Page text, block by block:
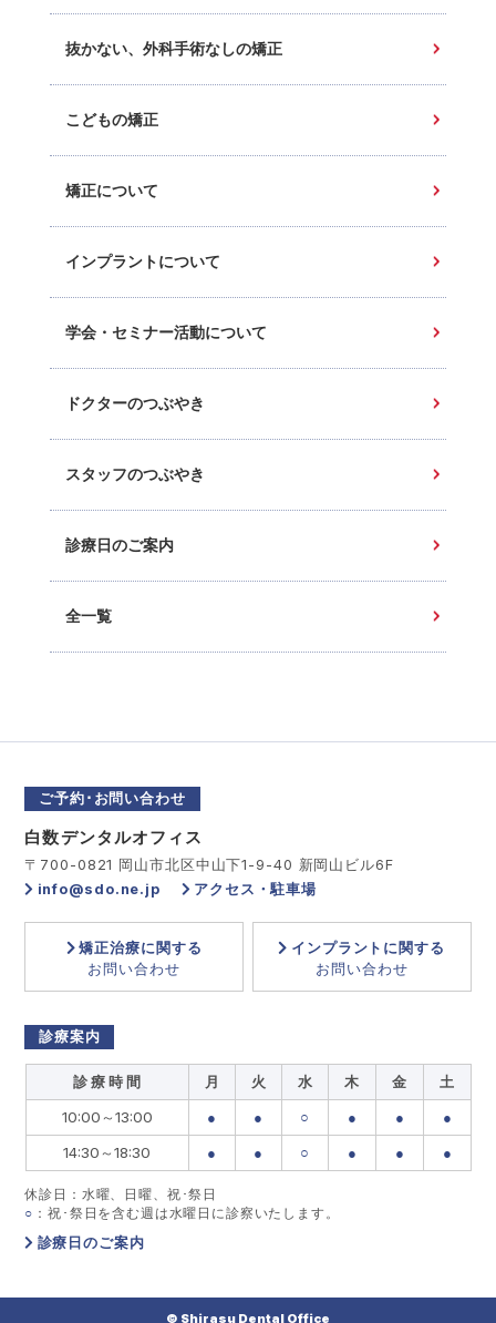
抜かない、外科手術なしの矯正
こどもの矯正
矯正について
インプラントについて
学会・セミナー活動について
ドクターのつぶやき
スタッフのつぶやき
診療日のご案内
全一覧
ご予約･お問い合わせ
白数デンタルオフィス
〒700-0821 岡山市北区中山下1-9-40 新岡山ビル6F
info@sdo.ne.jp
アクセス・駐車場
矯正治療に関する
お問い合わせ
インプラントに関する
お問い合わせ
診療案内
診 療 時 間 月 火 水 木 金
土
10:00～13:00
● ● ○ ● ●
●
14:30～18:30
● ● ○ ● ● ●
休診日：水曜、日曜、祝･祭日
○ ：祝･祭日を含む週は水曜日に診察いたします。
診療日のご案内
© Shirasu Dental Office